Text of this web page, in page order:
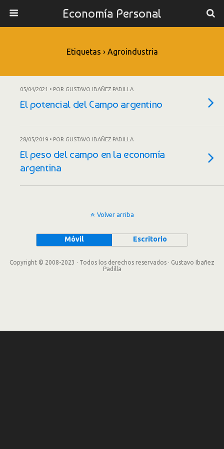
Economía Personal
Etiquetas › Agroindustria
05/04/2021 • POR GUSTAVO IBAÑEZ PADILLA
El potencial del Campo argentino
28/05/2019 • POR GUSTAVO IBAÑEZ PADILLA
El peso del campo en la economía
argentina
Volver arriba
Móvil Escritorio
Copyright © 2008-2023 · Todos los derechos reservados · Gustavo Ibañez
Padilla